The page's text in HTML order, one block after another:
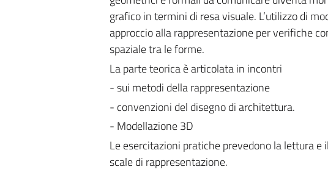
grafico in termini di resa visuale. L’utilizzo di
approccio alla rappresentazione per verifiche
spaziale tra le forme.
La parte teorica è articolata in incontri
- sui metodi della rappresentazione
- convenzioni del disegno di architettura.
- Modellazione 3D
Le esercitazioni pratiche prevedono la lettura
scale di rappresentazione.